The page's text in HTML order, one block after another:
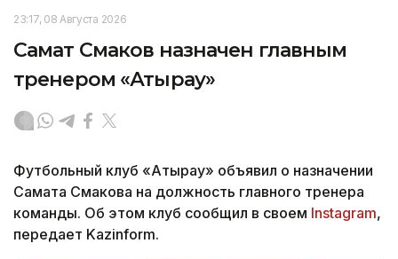
23:17, 08 Августа 2026
Самат Смаков назначен главным
тренером «Атырау»
Футбольный клуб «Атырау» объявил о назначении
Самата Смакова на должность главного тренера
команды. Об этом клуб сообщил в своем Instagram,
передает Kazinform.